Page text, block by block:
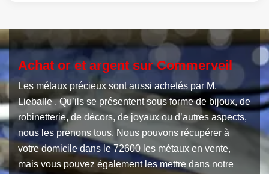
Achat or et argent sur Commerveil
Les métaux précieux sont aussi achetés par M.
Lieballe . Qu’ils se présentent sous forme de bijoux, de
robinetterie, de décors, de joyaux ou d’autres aspects,
nous les prenons tous. Nous pouvons récupérer à
votre domicile dans le 72600 les métaux en vente,
mais vous pouvez également les mettre dans notre